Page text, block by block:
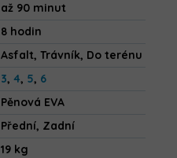
až 90 minut
8 hodin
Asfalt, Trávník, Do terénu
3, 4, 5, 6
Pěnová EVA
Přední, Zadní
19 kg